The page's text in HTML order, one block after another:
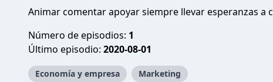
Animar comentar apoyar siempre llevar esperanzas a
Número de episodios: 1
Último episodio: 2020-08-01
Economía y empresa Marketing